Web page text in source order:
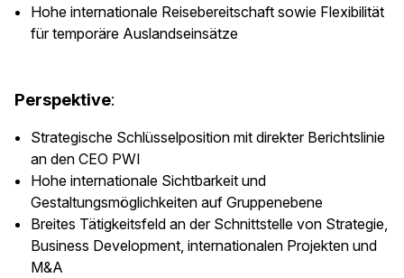
Hohe internationale Reisebereitschaft sowie Flexibilität
für temporäre Auslandseinsätze
Perspektive:
Strategische Schlüsselposition mit direkter Berichtslinie
an den CEO PWI
Hohe internationale Sichtbarkeit und
Gestaltungsmöglichkeiten auf Gruppenebene
Breites Tätigkeitsfeld an der Schnittstelle von Strategie,
Business Development, internationalen Projekten und
M&A